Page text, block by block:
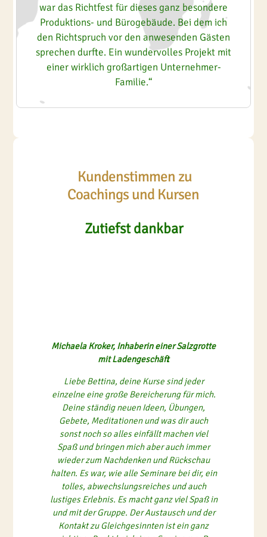
war das Richtfest für dieses ganz besondere
Produktions- und Bürogebäude. Bei dem ich
den Richtspruch vor den anwesenden Gästen
sprechen durfte. Ein wundervolles Projekt mit
einer wirklich großartigen Unternehmer-
Familie.“
Kundenstimmen zu
Coachings und Kursen
Zutiefst dankbar
Michaela Kroker, Inhaberin einer Salzgrotte
mit Ladengeschäft
Liebe Bettina, deine Kurse sind jeder
einzelne eine große Bereicherung für mich.
Deine ständig neuen Ideen, Übungen,
Gebete, Meditationen und was dir auch
sonst noch so alles einfällt machen viel
Spaß und bringen mich aber auch immer
wieder zum Nachdenken und Rückschau
halten. Es war, wie alle Seminare bei dir, ein
tolles, abwechslungsreiches und auch
lustiges Erlebnis. Es macht ganz viel Spaß in
und mit der Gruppe. Der Austausch und der
Kontakt zu Gleichgesinnten ist ein ganz